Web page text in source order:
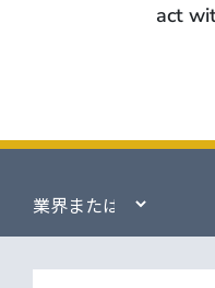
act